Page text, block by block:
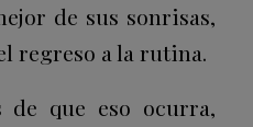
de sus sonrisas,
regreso a la rutina.
de que eso ocurra,